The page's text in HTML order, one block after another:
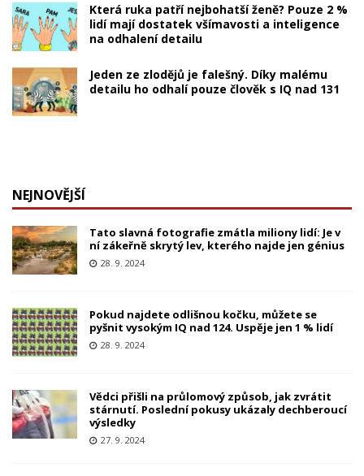
Která ruka patří nejbohatší ženě? Pouze 2 %
lidí mají dostatek všímavosti a inteligence
na odhalení detailu
Jeden ze zlodějů je falešný. Díky malému
detailu ho odhalí pouze člověk s IQ nad 131
NEJNOVĚJŠÍ
Tato slavná fotografie zmátla miliony lidí: Je v
ní zákeřně skrytý lev, kterého najde jen génius
28. 9. 2024
Pokud najdete odlišnou kočku, můžete se
pyšnit vysokým IQ nad 124. Uspěje jen 1 % lidí
28. 9. 2024
Vědci přišli na průlomový způsob, jak zvrátit
stárnutí. Poslední pokusy ukázaly dechberoucí
výsledky
27. 9. 2024